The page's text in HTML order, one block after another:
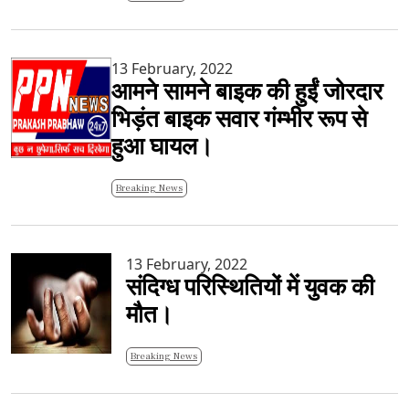
13 February, 2022
आमने सामने बाइक की हुईं जोरदार
भिड़ंत बाइक सवार गंम्भीर रूप से
हुआ घायल।
Breaking News
13 February, 2022
संदिग्ध परिस्थितियों में युवक की
मौत।
Breaking News